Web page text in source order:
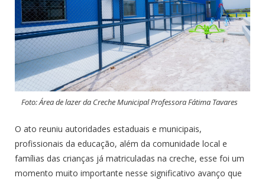
Foto: Área de lazer da Creche Municipal Professora Fátima Tavares
O ato reuniu autoridades estaduais e municipais,
profissionais da educação, além da comunidade local e
famílias das crianças já matriculadas na creche, esse foi um
momento muito importante nesse significativo avanço que